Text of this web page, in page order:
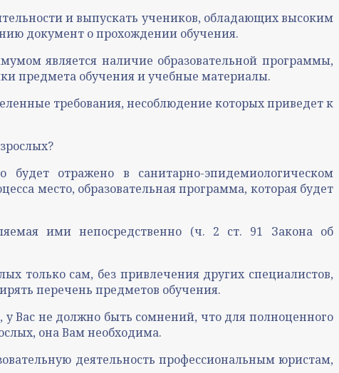
и выпускать учеников, обладающих высоким
документ о прохождении обучения.
является наличие образовательной программы,
предмета обучения и учебные материалы.
требования, несоблюдение которых приведет к
отражено в санитарно-эпидемиологическом
место, образовательная программа, которая будет
ими непосредственно (ч. 2 ст. 91 Закона об
только сам, без привлечения других специалистов,
перечень предметов обучения.
у Вас не должно быть сомнений, что для полноценного
она Вам необходима.
деятельность профессиональным юристам,